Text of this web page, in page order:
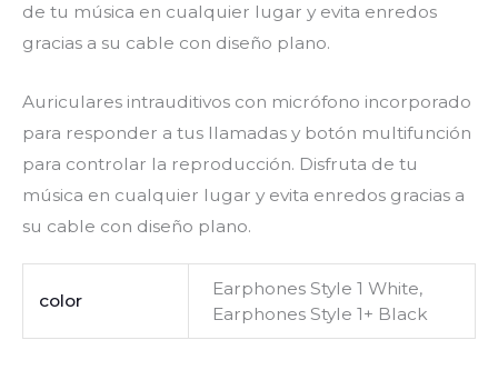
de tu música en cualquier lugar y evita enredos
gracias a su cable con diseño plano.
Auriculares intrauditivos con micrófono incorporado
para responder a tus llamadas y botón multifunción
para controlar la reproducción. Disfruta de tu
música en cualquier lugar y evita enredos gracias a
su cable con diseño plano.
color
Earphones Style 1 White,
Earphones Style 1+ Black